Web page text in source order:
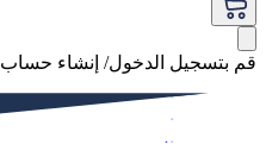
قم بتسجيل الدخول/ إنشاء حساب
فاخر
النساء
الرجال